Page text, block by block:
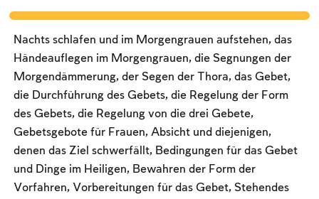
Zählen der Omer- und Nationalfeiertage
Pfingsten
Neujahr
Jom Kippur
Sukkot
Das Fasten der Zerstörung
Nachts schlafen und im Morgengrauen aufstehen, das
Händeauflegen im Morgengrauen, die Segnungen der
Morgendämmerung, der Segen der Thora, das Gebet,
die Durchführung des Gebets, die Regelung der Form
des Gebets, die Regelung von die drei Gebete,
Gebetsgebote für Frauen, Absicht und diejenigen,
denen das Ziel schwerfällt, Bedingungen für das Gebet
und Dinge im Heiligen, Bewahren der Form der
Vorfahren, Vorbereitungen für das Gebet, Stehendes